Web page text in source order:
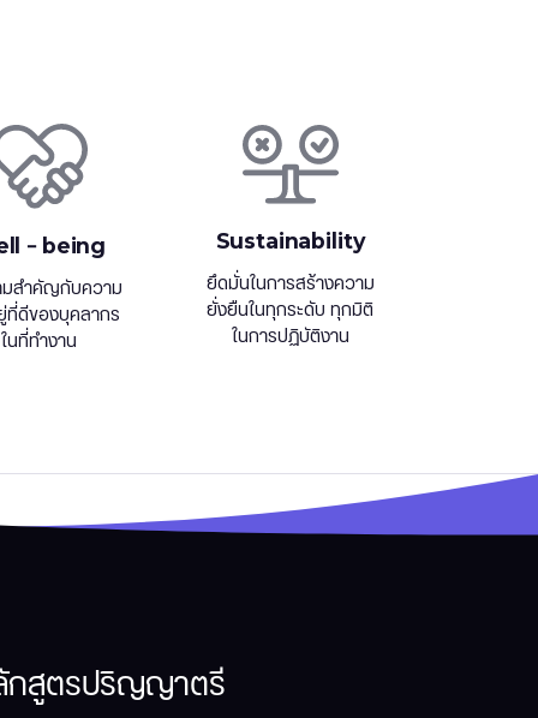
– being
มสำคัญกับความ
ที่ดีของบุคลากร
ในที่ทำงาน
Sustainability
ยึดมั่นในการสร้างความ
ยั่งยืนในทุกระดับ ทุกมิติ
ในการปฏิบัติงาน
กสูตรปริญญาตรี